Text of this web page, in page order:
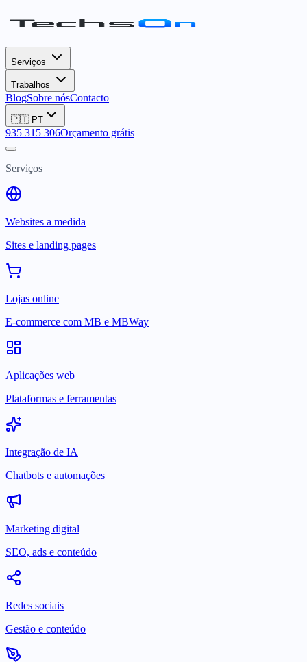
Serviços
Trabalhos
BlogSobre nósContacto
🇵🇹 PT
935 315 306Orçamento grátis
Serviços
Websites a medida
Sites e landing pages
Lojas online
E-commerce com MB e MBWay
Aplicações web
Plataformas e ferramentas
Integração de IA
Chatbots e automações
Marketing digital
SEO, ads e conteúdo
Redes sociais
Gestão e conteúdo